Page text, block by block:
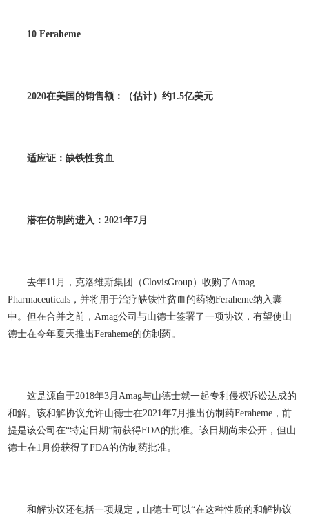
10 Feraheme
2020在美国的销售额：（估计）约1.5亿美元
适应证：缺铁性贫血
潜在仿制药进入：2021年7月
去年11月，克洛维斯集团（ClovisGroup）收购了Amag
Pharmaceuticals，并将用于治疗缺铁性贫血的药物Feraheme纳入囊
中。但在合并之前，Amag公司与山德士签署了一项协议，有望使山
德士在今年夏天推出Feraheme的仿制药。
这是源自于2018年3月Amag与山德士就一起专利侵权诉讼达成的
和解。该和解协议允许山德士在2021年7月推出仿制药Feraheme，前
提是该公司在“特定日期”前获得FDA的批准。该日期尚未公开，但山
德士在1月份获得了FDA的仿制药批准。
和解协议还包括一项规定，山德士可以“在这种性质的和解协议